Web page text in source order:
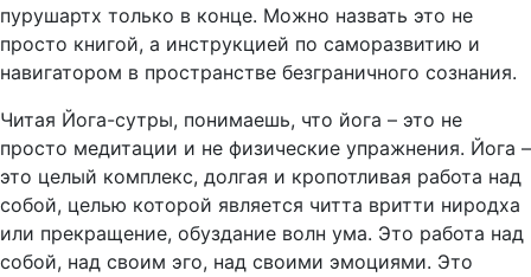
пурушартх только в конце. Можно назвать это не
просто книгой, а инструкцией по саморазвитию и
навигатором в пространстве безграничного сознания.
Читая Йога-сутры, понимаешь, что йога – это не
просто медитации и не физические упражнения. Йога –
это целый комплекс, долгая и кропотливая работа над
собой, целью которой является читта вритти ниродха
или прекращение, обуздание волн ума. Это работа над
собой, над своим эго, над своими эмоциями. Это